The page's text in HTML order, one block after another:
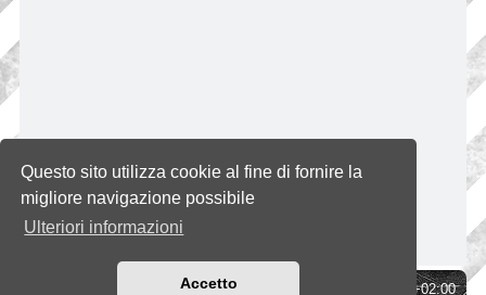
Questo sito utilizza cookie al fine di fornire la
migliore navigazione possibile
Ulteriori informazioni
Accetto UTC+02:00